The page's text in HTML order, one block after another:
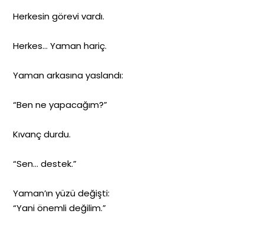
Herkesin görevi vardı.
Herkes… Yaman hariç.
Yaman arkasına yaslandı:
“Ben ne yapacağım?”
Kıvanç durdu.
“Sen… destek.”
Yaman’ın yüzü değişti:
“Yani önemli değilim.”